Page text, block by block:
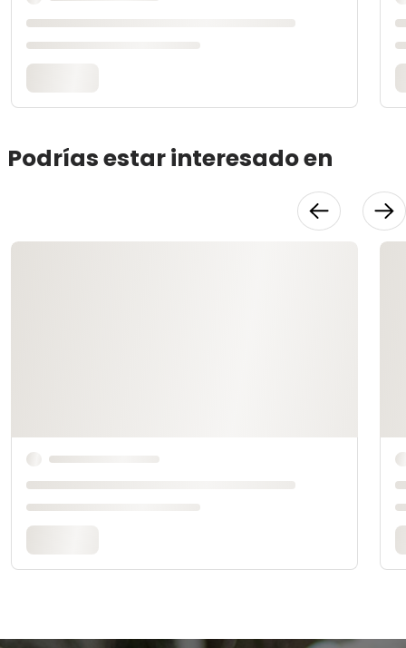
Podrías estar interesado en